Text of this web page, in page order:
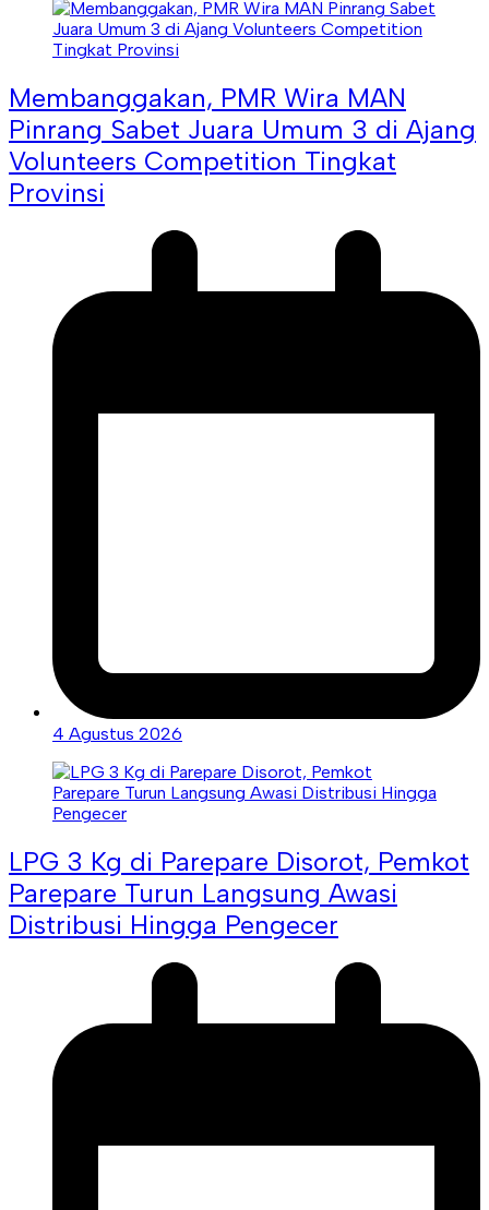
Membanggakan, PMR Wira MAN
Pinrang Sabet Juara Umum 3 di Ajang
Volunteers Competition Tingkat
Provinsi
4 Agustus 2026
LPG 3 Kg di Parepare Disorot, Pemkot
Parepare Turun Langsung Awasi
Distribusi Hingga Pengecer